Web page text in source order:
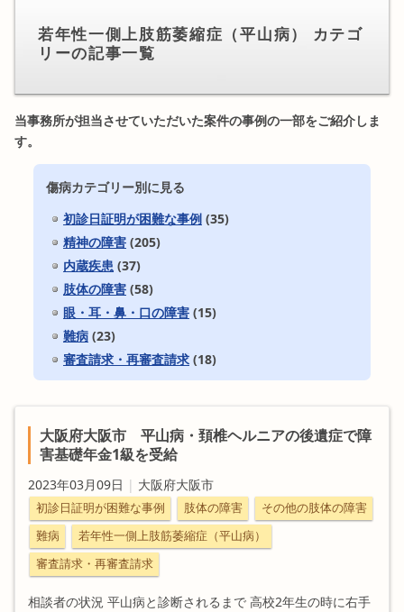
若年性一側上肢筋萎縮症（平山病） カテゴ
リーの記事一覧
当事務所が担当させていただいた案件の事例の一部をご紹介しま
す。
傷病カテゴリー別に見る
初診日証明が困難な事例 (35)
精神の障害 (205)
内蔵疾患 (37)
肢体の障害 (58)
眼・耳・鼻・口の障害 (15)
難病 (23)
審査請求・再審査請求 (18)
大阪府大阪市 平山病・頚椎ヘルニアの後遺症で障
害基礎年金1級を受給
2023年03月09日 | 大阪府大阪市
初診日証明が困難な事例 肢体の障害
その他の肢体の障害
難病
若年性一側上肢筋萎縮症（平山病）
審査請求・再審査請求
相談者の状況 平山病と診断されるまで 高校2年生の時に右手